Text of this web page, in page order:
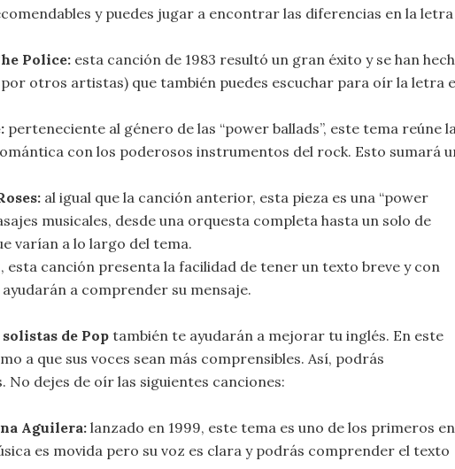
y puedes jugar a encontrar las diferencias en la letra
Police: esta canción de 1983 resultó un gran éxito y se han
por otros artistas) que también puedes escuchar para oír la letra
perteneciente al género de las “power ballads”, este tema reúne
con los poderosos instrumentos del rock. Esto sumará
al igual que la canción anterior, esta pieza es una “power
musicales, desde una orquesta completa hasta un solo de
varían a lo largo del tema.
esta canción presenta la facilidad de tener un texto breve y con
a comprender su mensaje.
solistas de Pop también te ayudarán a mejorar tu inglés. En este
a que sus voces sean más comprensibles. Así, podrás
dejes de oír las siguientes canciones:
Aguilera: lanzado en 1999, este tema es uno de los primeros en
es movida pero su voz es clara y podrás comprender el texto